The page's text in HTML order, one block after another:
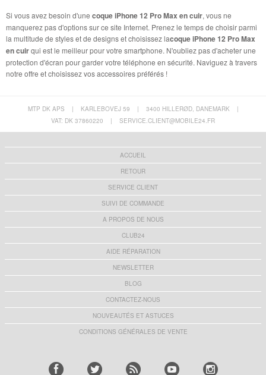
Si vous avez besoin d'une coque iPhone 12 Pro Max en cuir, vous ne
manquerez pas d'options sur ce site Internet. Prenez le temps de choisir parmi
la multitude de styles et de designs et choisissez lacoque iPhone 12 Pro Max
en cuirqui est le meilleur pour votre smartphone. N'oubliez pas d'acheter une
protection d'écran pour garder votre téléphone en sécurité. Naviguez à travers
notre offre et choisissez vos accessoires préférés !
MTP DK APS | KARLEBOVEJ 59 | 3400 HILLERØD, DANEMARK
|
VAT: DK 37860220
| SERVICE.CLIENT@MOBILE24.FR
ACCUEIL
RETOUR
SERVICE CLIENT
SUIVI DE COMMANDE
A PROPOS DE NOUS
CLUB24
AIDE RÉPARATION
NEWSLETTER
BLOG
CONTACTEZ-NOUS
NOUVEAUTÉS ET ASTUCES
CONDITIONS GÉNÉRALES DE VENTE